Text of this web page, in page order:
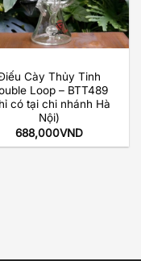
Cày Thủy Tinh
Loop – BTT489
có tại chi nhánh Hà
Nội)
688,000VND